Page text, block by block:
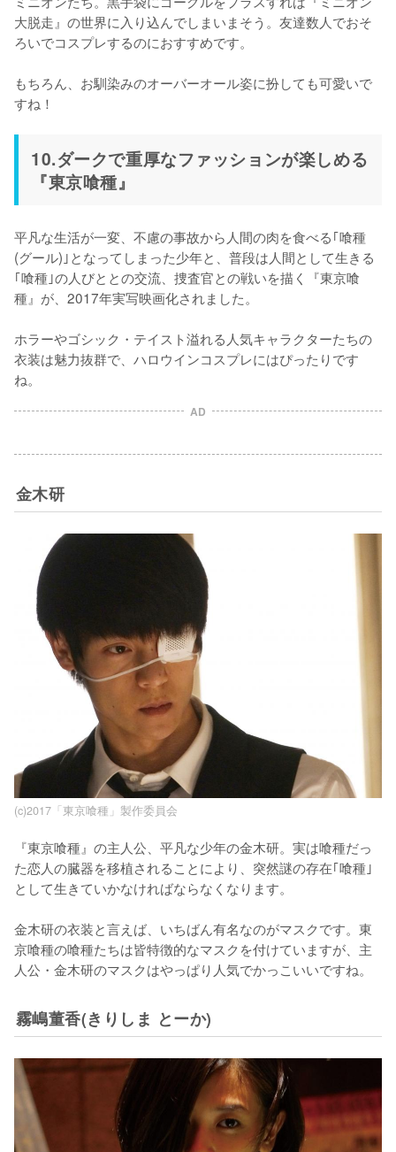
大脱走』の世界に入り込んでしまいまそう。友達数人でおそ
ろいでコスプレするのにおすすめです。
もちろん、お馴染みのオーバーオール姿に扮しても可愛いで
すね！
10.ダークで重厚なファッションが楽しめる
『東京喰種』
平凡な生活が一変、不慮の事故から人間の肉を食べる｢喰種
(グール)｣となってしまった少年と、普段は人間として生きる
｢喰種｣の人びととの交流、捜査官との戦いを描く『東京喰
種』が、2017年実写映画化されました。
ホラーやゴシック・テイスト溢れる人気キャラクターたちの
衣装は魅力抜群で、ハロウインコスプレにはぴったりです
ね。
AD
金木研
(c)2017「東京喰種」製作委員会
『東京喰種』の主人公、平凡な少年の金木研。実は喰種だっ
た恋人の臓器を移植されることにより、突然謎の存在｢喰種｣
として生きていかなければならなくなります。
金木研の衣装と言えば、いちばん有名なのがマスクです。東
京喰種の喰種たちは皆特徴的なマスクを付けていますが、主
人公・金木研のマスクはやっぱり人気でかっこいいですね。
霧嶋董香(きりしま とーか)